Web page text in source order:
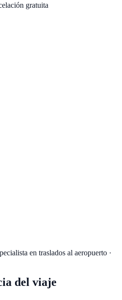
gratuita
en traslados al aeropuerto ·
del viaje